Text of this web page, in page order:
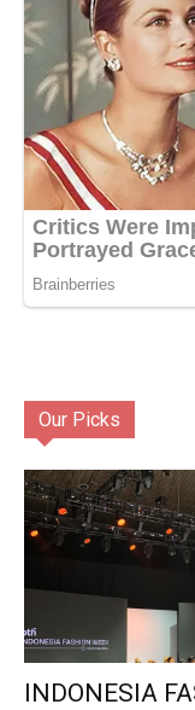
Our Picks
INDONESIA